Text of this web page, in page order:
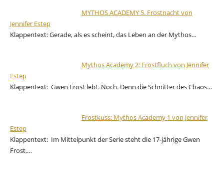
MYTHOS ACADEMY 5. Frostnacht von
Jennifer Estep
Klappentext: Gerade, als es scheint, das Leben an der Mythos…
Mythos Academy 2: Frostfluch von Jennifer
Estep
Klappentext: Gwen Frost lebt. Noch. Denn die Schnitter des Chaos…
Frostkuss: Mythos Academy 1 von Jennifer
Estep
Klappentext: Im Mittelpunkt der Serie steht die 17-jährige Gwen
Frost,…